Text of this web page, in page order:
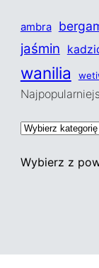
ambra
jaśmin
wanilia
K
t
i
Wybierz z